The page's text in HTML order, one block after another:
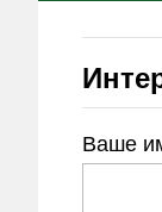
Ваше